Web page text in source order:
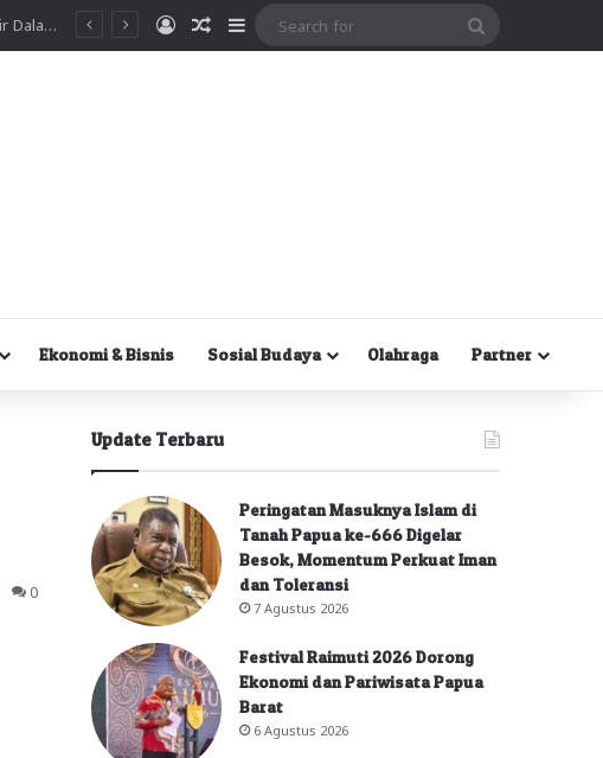
MasukRandom Article
Sidebar
Ekonomi & Bisnis Sosial Budaya Olahraga Partner
0
Update Terbaru
Peringatan Masuknya Islam di
Tanah Papua ke-666 Digelar
Besok, Momentum Perkuat Iman
dan Toleransi
7 Agustus 2026
Festival Raimuti 2026 Dorong
Ekonomi dan Pariwisata Papua
Barat
6 Agustus 2026